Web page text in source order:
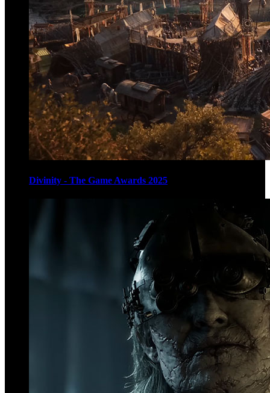
Divinity - The Game Awards 2025